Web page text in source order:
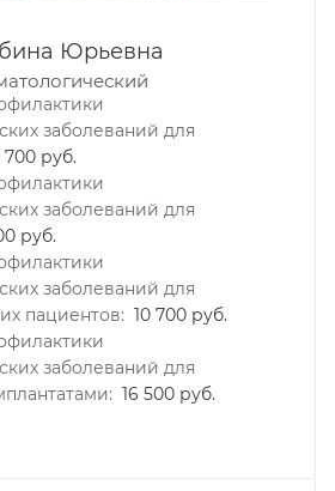
Юрьевна
заболеваний для
700 руб.
заболеваний для
руб.
заболеваний для
пациентов: 10 700 руб.
заболеваний для
16 500 руб.